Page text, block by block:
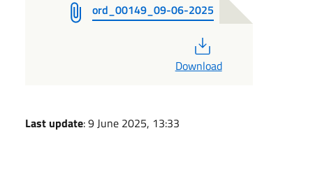
ord_00149_09-06-2025
Download
Last update: 9 June 2025, 13:33